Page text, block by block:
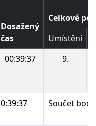
Dosažený
čas
Celkové
Umístění
00:39:37 9.
0:39:37 Součet